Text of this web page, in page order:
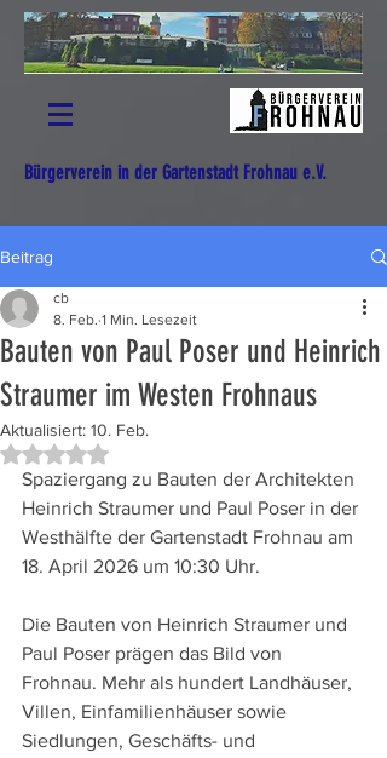
Bürgerverein in der Gartenstadt Frohnau e.V.
Beitrag
Bauten von Paul Poser und Heinrich
Straumer im Westen Frohnaus
cb
8. Feb. 1 Min. Lesezeit
Aktualisiert: 10. Feb.
Mit NaN von 5 Sternen bewertet.
Spaziergang zu Bauten der Architekten
Heinrich Straumer und Paul Poser in der
Westhälfte der Gartenstadt Frohnau am
18. April 2026 um 10:30 Uhr.
Die Bauten von Heinrich Straumer und
Paul Poser prägen das Bild von
Frohnau. Mehr als hundert Landhäuser,
Villen, Einfamilienhäuser sowie
Siedlungen, Geschäfts- und